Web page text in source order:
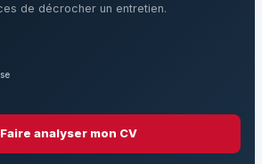
de décrocher un entretien.
Faire analyser mon CV